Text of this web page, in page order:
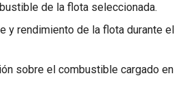
de la flota seleccionada.
y rendimiento de la flota durante el
sobre el combustible cargado en